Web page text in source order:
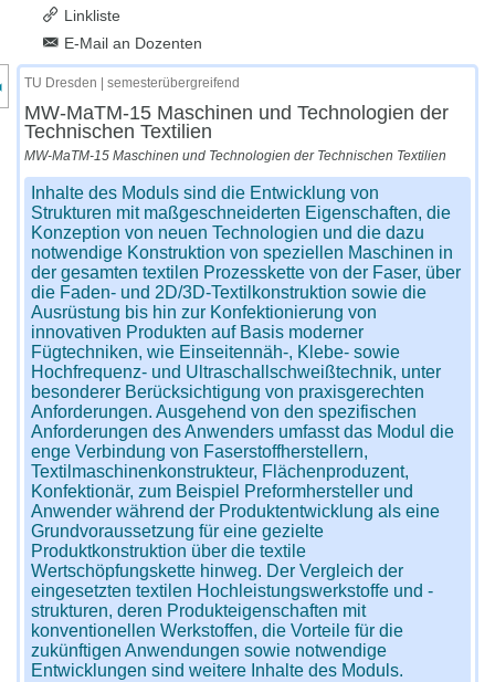
Linkliste
E-Mail an Dozenten
des Kursmenüs
TU Dresden | semesterübergreifend
MW-MaTM-15 Maschinen und Technologien der
Technischen Textilien
MW-MaTM-15 Maschinen und Technologien der Technischen Textilien
Inhalte des Moduls sind die Entwicklung von
Strukturen mit maßgeschneiderten Eigenschaften, die
Konzeption von neuen Technologien und die dazu
notwendige Konstruktion von speziellen Maschinen in
der gesamten textilen Prozesskette von der Faser, über
die Faden- und 2D/3D-Textilkonstruktion sowie die
Ausrüstung bis hin zur Konfektionierung von
innovativen Produkten auf Basis moderner
Fügtechniken, wie Einseitennäh-, Klebe- sowie
Hochfrequenz- und Ultraschallschweißtechnik, unter
besonderer Berücksichtigung von praxisgerechten
Anforderungen. Ausgehend von den spezifischen
Anforderungen des Anwenders umfasst das Modul die
enge Verbindung von Faserstoffherstellern,
Textilmaschinenkonstrukteur, Flächenproduzent,
Konfektionär, zum Beispiel Preformhersteller und
Anwender während der Produktentwicklung als eine
Grundvoraussetzung für eine gezielte
Produktkonstruktion über die textile
Wertschöpfungskette hinweg. Der Vergleich der
eingesetzten textilen Hochleistungswerkstoffe und -
strukturen, deren Produkteigenschaften mit
konventionellen Werkstoffen, die Vorteile für die
zukünftigen Anwendungensowie notwendige
Entwicklungen sind weitere Inhalte des Moduls.